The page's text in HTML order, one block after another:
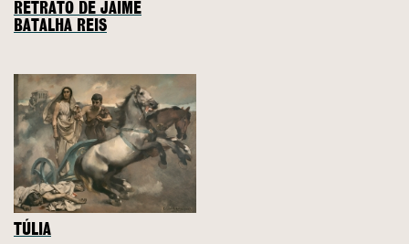
RETRATO DE JAIME
BATALHA REIS
TÚLIA